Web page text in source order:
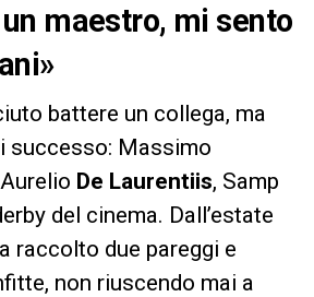
maestro, mi sento
battere un collega, ma
successo: Massimo
De Laurentiis, Samp
del cinema. Dall’estate
raccolto due pareggi e
non riuscendo mai a